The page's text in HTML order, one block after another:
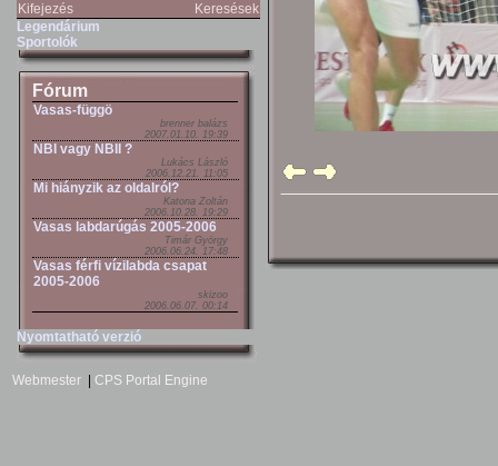
Kifejezés
Keresések
Legendárium
Sportolók
Fórum
Vasas-függö
brenner balázs
2007.01.10. 19:39
NBI vagy NBII ?
Lukács László
2006.12.21. 11:05
Mi hiányzik az oldalról?
Katona Zoltán
2006.10.28. 19:29
Vasas labdarúgás 2005-2006
Timár György
2006.06.24. 17:48
Vasas férfi vízilabda csapat
2005-2006
skizoo
2006.06.07. 00:14
Nyomtatható verzió
Webmester CPS Portal Engine